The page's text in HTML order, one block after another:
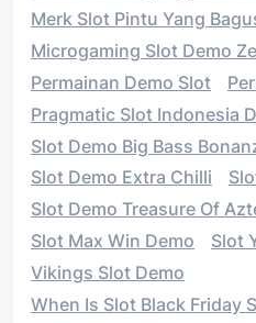
Merk Slot Pintu Yang
Microgaming Slot Demo
Permainan Demo Slot
Pragmatic Slot Indonesia
Slot Demo Big Bass
Slot Demo Extra Chilli
Slot Demo Treasure Of
Slot Max Win Demo
Slot
Vikings Slot Demo
When Is Slot Black Friday